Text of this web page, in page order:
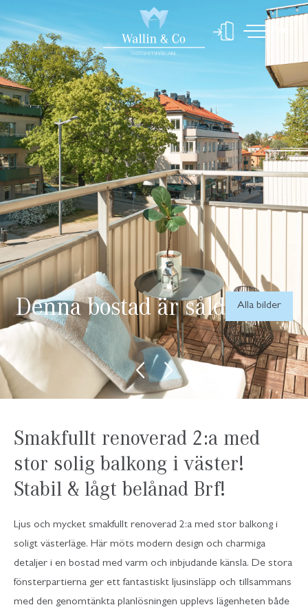
Meny
Denna bostad är såld Alla bilder
Smakfullt renoverad 2:a med
stor solig balkong i väster!
Stabil & lågt belånad Brf!
Ljus och mycket smakfullt renoverad 2:a med stor balkong i
soligt västerläge. Här möts modern design och charmiga
detaljer i en bostad med varm och inbjudande känsla. De stora
fönsterpartierna ger ett fantastiskt ljusinsläpp och tillsammans
med den genomtänkta planlösningen upplevs lägenheten både